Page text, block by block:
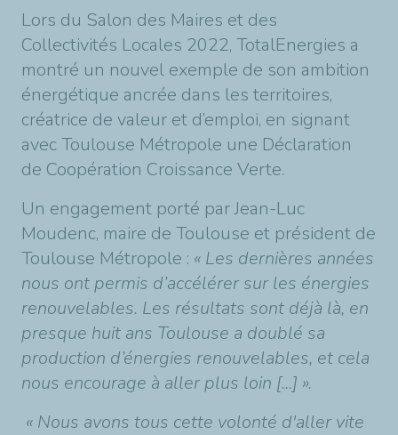
Lors du Salon des Maires et des
Collectivités Locales 2022, TotalEnergies a
montré un nouvel exemple de son ambition
énergétique ancrée dans les territoires,
créatrice de valeur et d’emploi, en signant
avec Toulouse Métropole une Déclaration
de Coopération Croissance Verte.
Un engagement porté par Jean-Luc
Moudenc, maire de Toulouse et président de
Toulouse Métropole : « Les dernières années
nous ont permis d’accélérer sur les énergies
renouvelables. Les résultats sont déjà là, en
presque huit ans Toulouse a doublé sa
production d’énergies renouvelables, et cela
nous encourage à aller plus loin [...] ».
« Nous avons tous cette volonté d'aller vite